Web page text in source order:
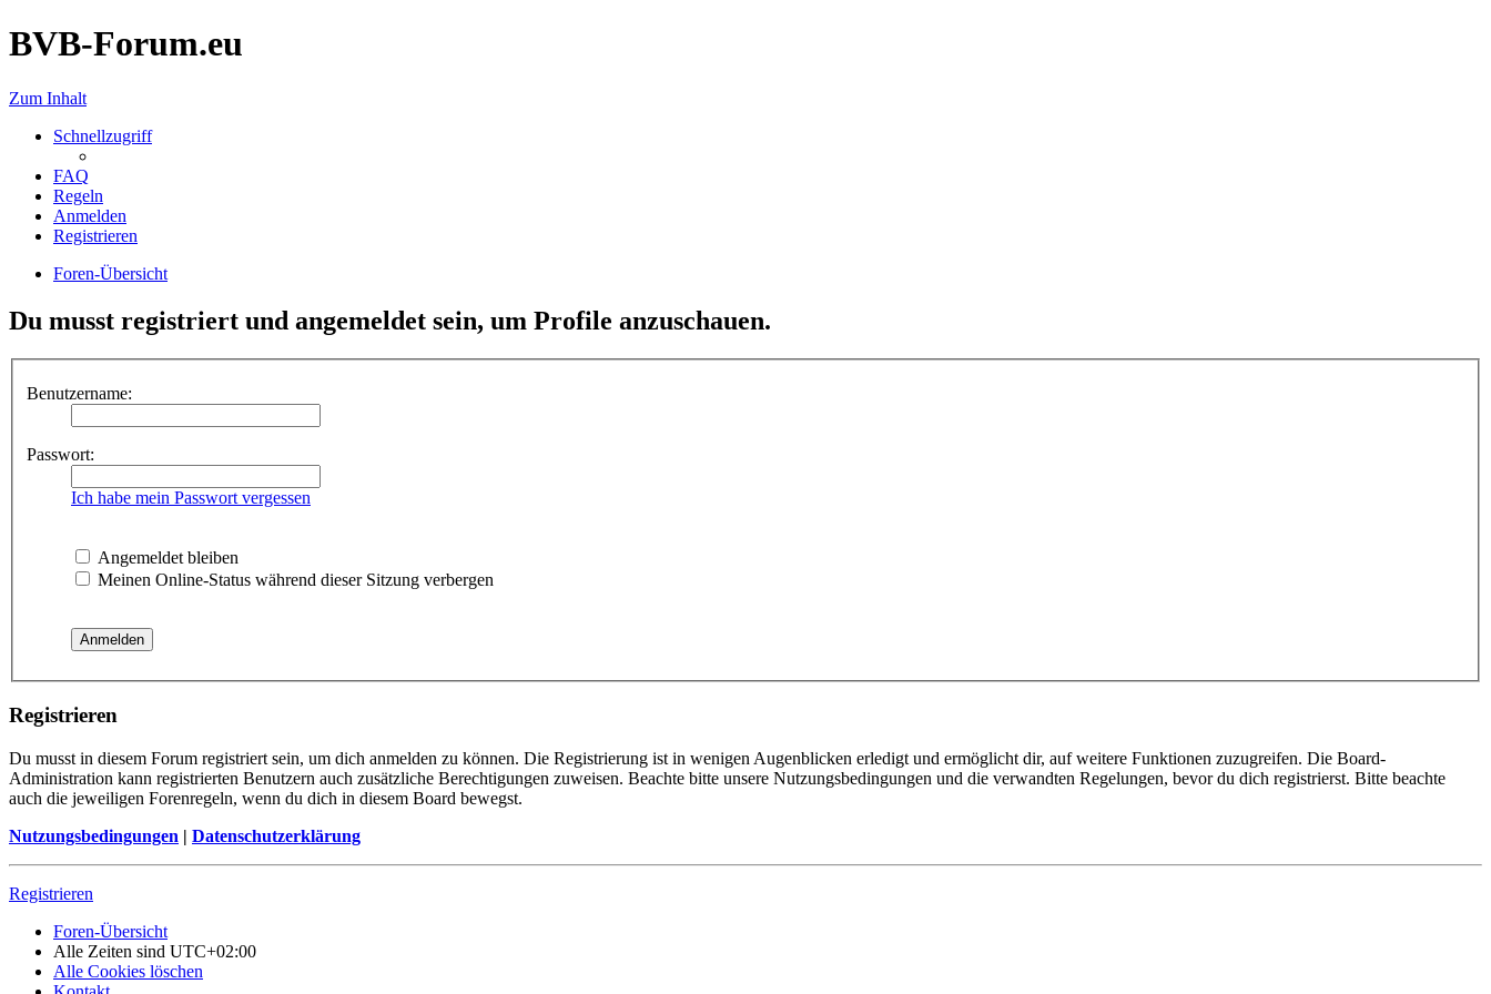
BVB-Forum.eu
Zum Inhalt
Schnellzugriff
FAQ
Regeln
Anmelden
Registrieren
Foren-Übersicht
Du musst registriert und angemeldet sein, um Profile anzuschauen.
Benutzername:
Passwort:
Ich habe mein Passwort vergessen
Angemeldet bleiben
Meinen Online-Status während dieser Sitzung verbergen
Registrieren
Du musst in diesem Forum registriert sein, um dich anmelden zu können. Die Registrierung ist in wenigen Augenblicken erledigt und ermöglicht dir, auf weitere Funktionen zuzugreifen. Die Board-
Administration kann registrierten Benutzern auch zusätzliche Berechtigungen zuweisen. Beachte bitte unsere Nutzungsbedingungen und die verwandten Regelungen, bevor du dich registrierst. Bitte beachte
auch die jeweiligen Forenregeln, wenn du dich in diesem Board bewegst.
Nutzungsbedingungen | Datenschutzerklärung
Registrieren
Foren-Übersicht
Alle Zeiten sind UTC+02:00
Alle Cookies löschen